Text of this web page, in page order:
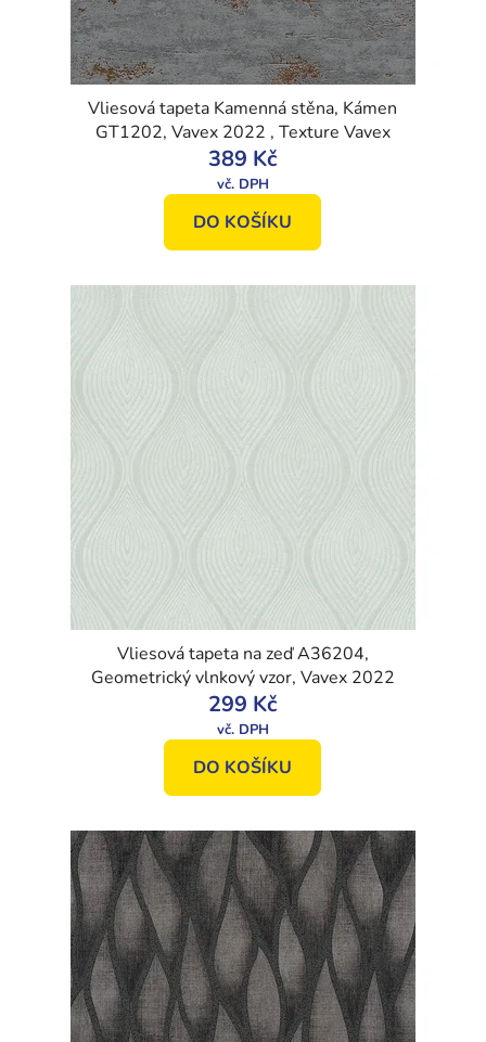
Vliesová tapeta Kamenná stěna, Kámen
GT1202, Vavex 2022 , Texture Vavex
389 Kč
DO KOŠÍKU
Vliesová tapeta na zeď A36204,
Geometrický vlnkový vzor, Vavex 2022
299 Kč
DO KOŠÍKU